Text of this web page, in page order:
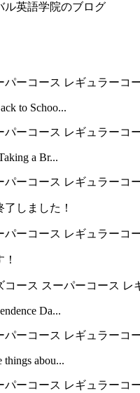
ル英語学院のブログ
パーコース レギュラーコ
to Schoo...
パーコース レギュラーコ
a Br...
パーコース レギュラーコ
了しました！
パーコース レギュラーコ
コース スーパーコース レ
Da...
パーコース レギュラーコ
abou...
パーコース レギュラーコ